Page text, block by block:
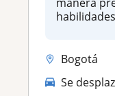
manera
Bogotá
Se